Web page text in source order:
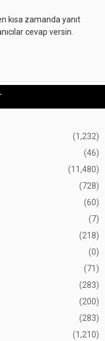
kısa zamanda yanıt
cevap versin.
(1,232)
(46)
(11,480)
(728)
(60)
(7)
(218)
(0)
(71)
(283)
(200)
(283)
(1,210)